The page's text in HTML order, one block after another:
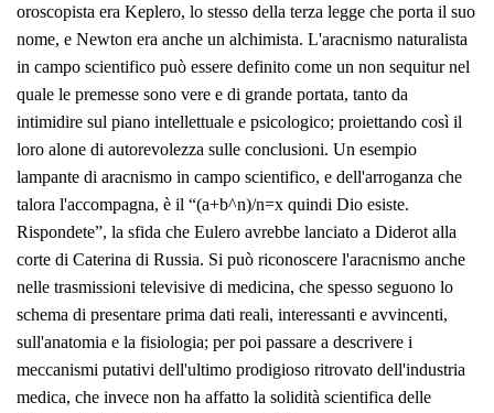
oroscopista era Keplero, lo stesso della terza legge che porta il suo
nome, e Newton era anche un alchimista. L'aracnismo naturalista
in campo scientifico può essere definito come un non sequiturnel
quale le premesse sono vere e di grande portata, tanto da
intimidire sul piano intellettuale e psicologico; proiettando così il
loro alone di autorevolezza sulle conclusioni. Un esempio
lampante di aracnismo in campo scientifico, e dell'arroganza che
talora l'accompagna, è il “(a+b^n)/n=x quindi Dio esiste.
Rispondete”, la sfida che Eulero avrebbe lanciato a Diderot alla
corte di Caterina di Russia. Si può riconoscere l'aracnismo anche
nelle trasmissioni televisive di medicina, che spesso seguono lo
schema di presentare prima dati reali, interessanti e avvincenti,
sull'anatomia e la fisiologia; per poi passare a descrivere i
meccanismi putativi dell'ultimo prodigioso ritrovato dell'industria
medica, che invece non ha affatto la solidità scientifica delle